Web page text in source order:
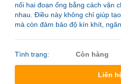
nối hai đoạn ống bằng cách vặn
nhau. Điều này không chỉ giúp
mà còn đảm bảo độ kín khít,
Tình trạng: Còn hàng
Liên